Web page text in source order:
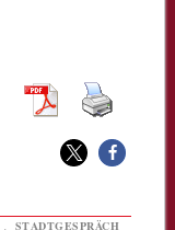
,
STADTGESPRÄCH